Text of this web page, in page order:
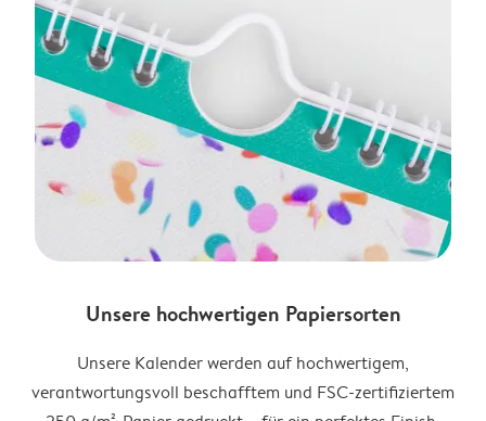
Unsere hochwertigen Papiersorten
Unsere Kalender werden auf hochwertigem,
verantwortungsvoll beschafftem und FSC-zertifiziertem